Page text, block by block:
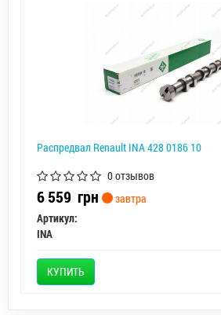
Распредвал Renault INA 428 0186 10
0 отзывов
6 559 грн
завтра
Артикул:
INA
КУПИТЬ